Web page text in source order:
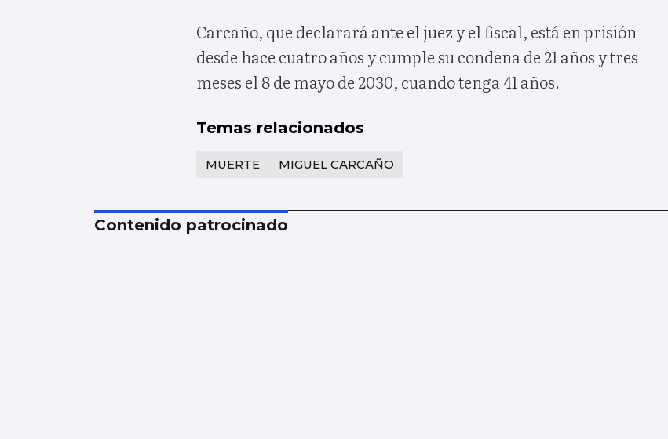
Carcaño, que declarará ante el juez y el fiscal, está en prisión
desde hace cuatro años y cumple su condena de 21 años y tres
meses el 8 de mayo de 2030, cuando tenga 41 años.
Temas relacionados
MUERTE MIGUEL CARCAÑO
Contenido patrocinado